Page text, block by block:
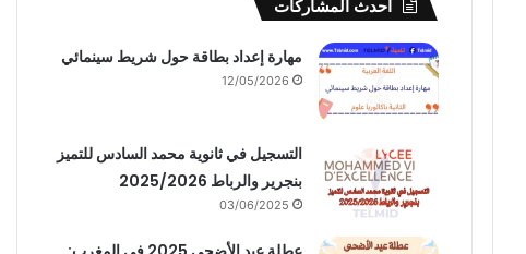
أحدث المشاركات
مهارة إعداد بطاقة حول شريط سينمائي
12/05/2026
التسجيل في ثانوية محمد السادس للتميز
بنجرير والرباط 2025/2026
03/06/2025